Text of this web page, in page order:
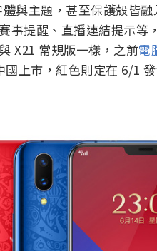
與主題，甚至保護殼皆
事提醒、直播連結提示等
X21 常規版一樣，之前電
國上市，紅色則定在 6/1